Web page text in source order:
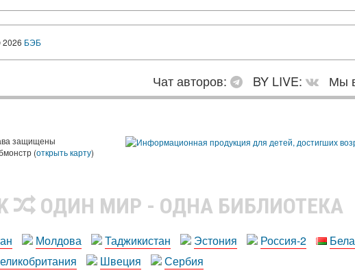
БЭБ
Чат авторов: BY LIVE:
Мы
защищены
(открыть карту)
ОДИН МИР - ОДНА БИБЛИОТЕКА
Молдова Таджикистан Эстония Россия-2
Швеция Сербия